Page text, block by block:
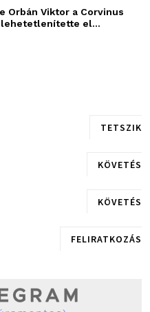
Orbán Viktor a Corvinus
el...
TETSZIK
KÖVETÉS
KÖVETÉS
FELIRATKOZÁS